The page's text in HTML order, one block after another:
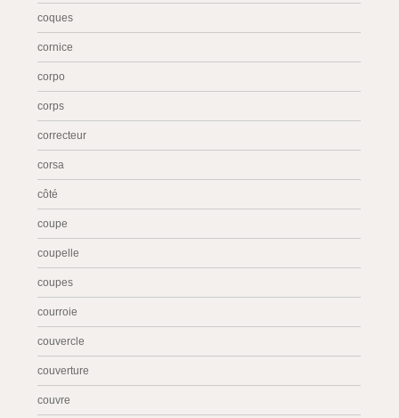
coques
cornice
corpo
corps
correcteur
corsa
côté
coupe
coupelle
coupes
courroie
couvercle
couverture
couvre